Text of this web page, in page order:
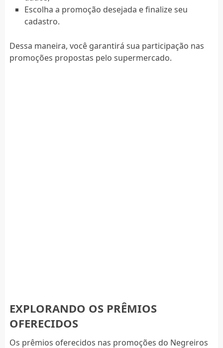
Escolha a promoção desejada e finalize seu
cadastro.
Dessa maneira, você garantirá sua participação nas
promoções propostas pelo supermercado.
EXPLORANDO OS PRÊMIOS
OFERECIDOS
Os prêmios oferecidos nas promoções do Negreiros